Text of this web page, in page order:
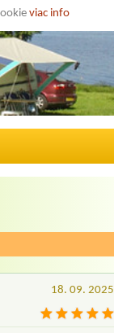
viac info
18. 09. 2025